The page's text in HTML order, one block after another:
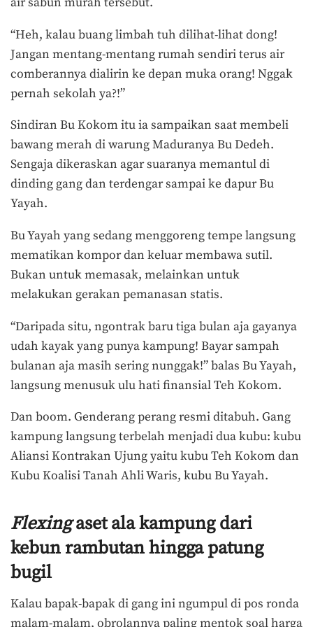
“Heh, kalau buang limbah tuh dilihat-lihat dong!
Jangan mentang-mentang rumah sendiri terus air
comberannya dialirin ke depan muka orang! Nggak
pernah sekolah ya?!”
Sindiran Bu Kokom itu ia sampaikan saat membeli
bawang merah di warung Maduranya Bu Dedeh.
Sengaja dikeraskan agar suaranya memantul di
dinding gang dan terdengar sampai ke dapur Bu
Yayah.
Bu Yayah yang sedang menggoreng tempe langsung
mematikan kompor dan keluar membawa sutil.
Bukan untuk memasak, melainkan untuk
melakukan gerakan pemanasan statis.
“Daripada situ, ngontrak baru tiga bulan aja gayanya
udah kayak yang punya kampung! Bayar sampah
bulanan aja masih sering nunggak!” balas Bu Yayah,
langsung menusuk ulu hati finansial Teh Kokom.
Dan boom. Genderang perang resmi ditabuh. Gang
kampung langsung terbelah menjadi dua kubu: kubu
Aliansi Kontrakan Ujung yaitu kubu Teh Kokom dan
Kubu Koalisi Tanah Ahli Waris, kubu Bu Yayah.
Flexingaset ala kampung dari
kebun rambutan hingga patung
bugil
Kalau bapak-bapak di gang ini ngumpul di pos ronda
malam-malam, obrolannya paling mentok soal harga